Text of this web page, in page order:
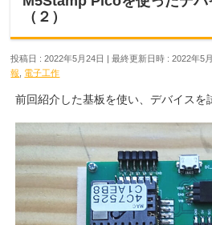
（２）
投稿日 : 2022年5月24日 最終更新日時 : 2022年5
報
電子工作
前回紹介した基板を使い、デバイスを